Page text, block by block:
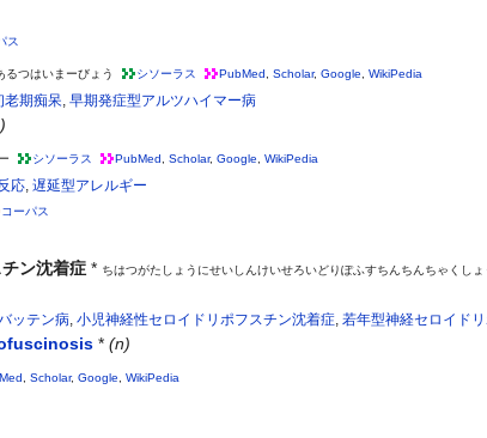
ス
るつはいまーびょう シソーラス PubMed Scholar, Google WikiPedia
老期痴呆, 早期発症型アルツハイマー病
シソーラス PubMed Scholar, Google WikiPedia
応, 遅延型アレルギー
コーパス
ン沈着症 * ちはつがたしょうにせいしんけいせろいどりぽふすちんちんちゃくしょ
ッテン病, 小児神経性セロイドリポフスチン沈着症, 若年型神経セロイド
* (n)
Scholar, Google WikiPedia